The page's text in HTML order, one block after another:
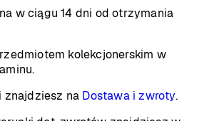
w ciągu 14 dni od otrzymania
kolekcjonerskim w
znajdziesz na Dostawa i zwroty.